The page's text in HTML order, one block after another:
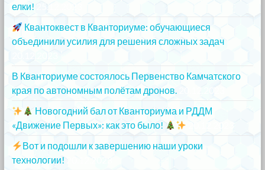
елки!
25.12.2023
Квантоквест в Кванториуме: обучающиеся
объединили усилия для решения сложных задач
В Кванториуме состоялось Первенство Камчатского
края по автономным полётам дронов.
Новогодний бал от Кванториума и РДДМ
«Движение Первых»: как это было!
Вот и подошли к завершению наши уроки
технологии!